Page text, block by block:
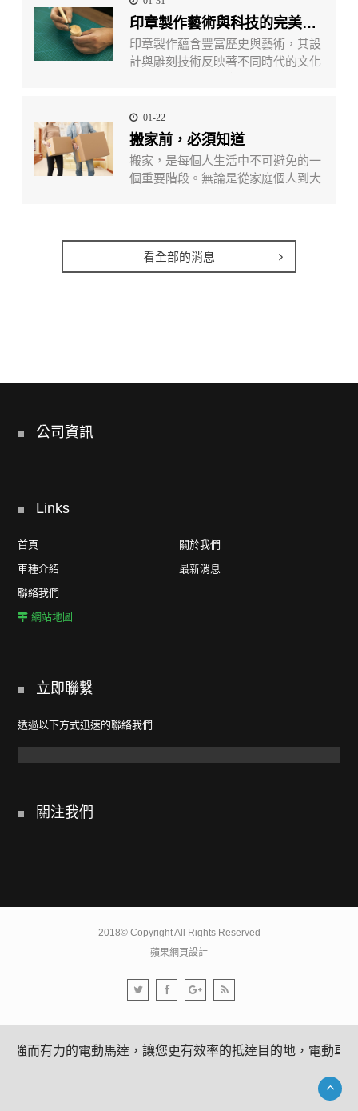
迅速而有效地處理這個問題。
印章製作藝術與科技的完美交融：探索當代創新與應用
印章製作蘊含豐富歷史與藝術，其設
計與雕刻技術反映著不同時代的文化
與效率。企業印章、官方文件印章以
及個人印章都在不同領域發揮著關鍵
作用。近年來，智能印章和可持續製
作成為創新方向，展現印章製作領域
的不斷演進。印章製作的融合藝術與
01-22
搬家前，必須知道
搬家，是每個人生活中不可避免的一
個重要階段。無論是從家庭個人到大
特的優勢脫穎而出，成為市場上少數
具有大型上市公司總部搬遷能力的專
看全部的消息
公司資訊
Links
首頁
關於我們
車種介紹
最新消息
聯絡我們
網站地圖
立即聯繫
透過以下方式迅速的聯絡我們
關注我們
2018© Copyright All Rights Reserved
蘋果網頁設計
強而有力的電動馬達，讓您更有效率的抵達目的地，電動車